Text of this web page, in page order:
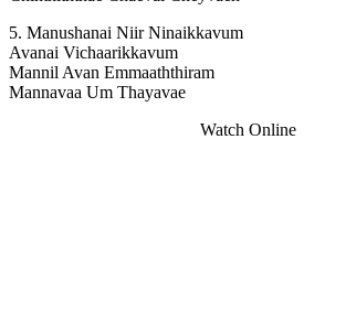
5. Manushanai Niir Ninaikkavum
Avanai Vichaarikkavum
Mannil Avan Emmaaththiram
Mannavaa Um Thayavae
Watch Online